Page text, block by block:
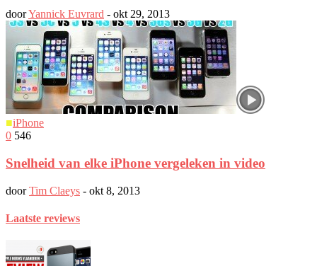
doorYannick Euvrard - okt 29, 2013
■iPhone
0 546
Snelheid van elke iPhone vergeleken in video
doorTim Claeys - okt 8, 2013
Laatste reviews